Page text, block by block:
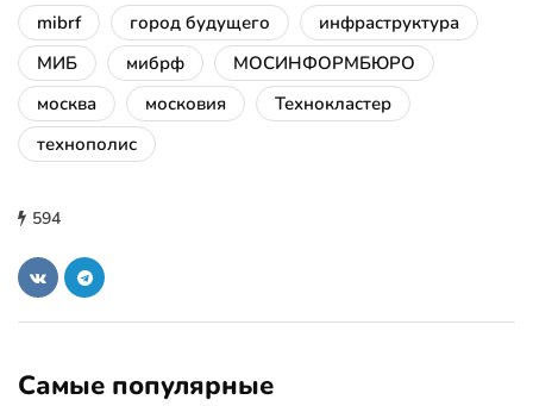
mibrf город будущего
инфраструктура
МИБ
мибрф
МОСИНФОРМБЮРО
москва
московия
Технокластер
технополис
594
Самые популярные